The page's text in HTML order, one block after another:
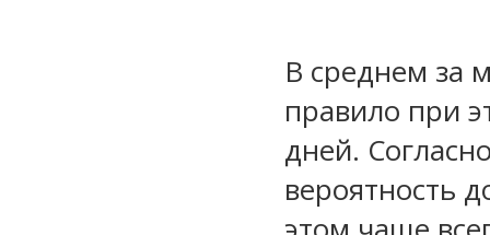
В среднем за
правило при
дней.
вероятность